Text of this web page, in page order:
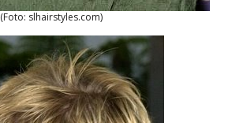
(Foto: slhairstyles.com)